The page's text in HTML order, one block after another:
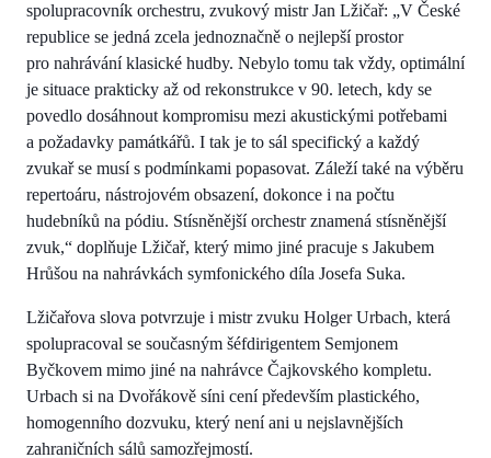
spolupracovník orchestru, zvukový mistr Jan Lžičař: „V České
republice se jedná zcela jednoznačně o nejlepší prostor
pro nahrávání klasické hudby. Nebylo tomu tak vždy, optimální
je situace prakticky až od rekonstrukce v 90. letech, kdy se
povedlo dosáhnout kompromisu mezi akustickými potřebami
a požadavky památkářů. I tak je to sál specifický a každý
zvukař se musí s podmínkami popasovat. Záleží také na výběru
repertoáru, nástrojovém obsazení, dokonce i na počtu
hudebníků na pódiu. Stísněnější orchestr znamená stísněnější
zvuk,“ doplňuje Lžičař, který mimo jiné pracuje s Jakubem
Hrůšou na nahrávkách symfonického díla Josefa Suka.
Lžičařova slova potvrzuje i mistr zvuku Holger Urbach, která
spolupracoval se současným šéfdirigentem Semjonem
Byčkovem mimo jiné na nahrávce Čajkovského kompletu.
Urbach si na Dvořákově síni cení především plastického,
homogenního dozvuku, který není ani u nejslavnějších
zahraničních sálů samozřejmostí.